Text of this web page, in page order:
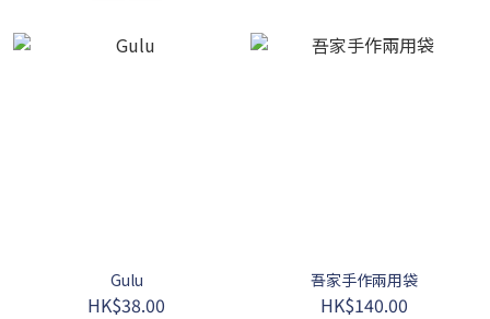
Gulu
HK$38.00
吾家手作兩用袋
HK$140.00